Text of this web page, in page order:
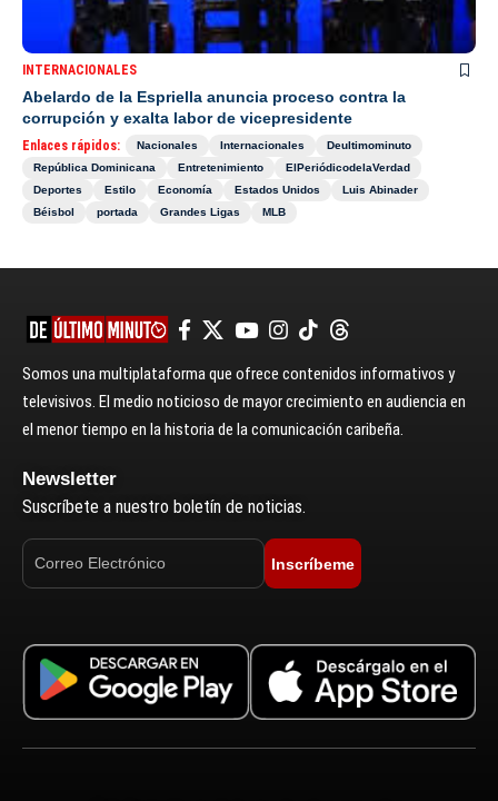
INTERNACIONALES
Abelardo de la Espriella anuncia proceso contra la
corrupción y exalta labor de vicepresidente
Enlaces rápidos: Nacionales Internacionales
Deultimominuto
República Dominicana
Entretenimiento
ElPeriódicodelaVerdad
Deportes
Estilo Economía Estados Unidos
Luis Abinader
Béisbol
portada Grandes Ligas MLB
Somos una multiplataforma que ofrece contenidos informativos y
televisivos. El medio noticioso de mayor crecimiento en audiencia en
el menor tiempo en la historia de la comunicación caribeña.
Newsletter
Suscríbete a nuestro boletín de noticias.
Inscríbeme